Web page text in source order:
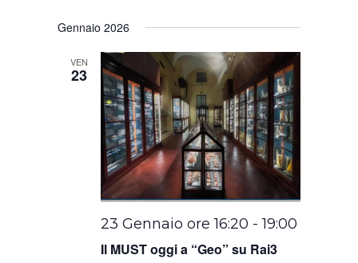
Gennaio 2026
VEN
23
Il MUST oggi a “Geo” su Rai3
23 Gennaio ore 16:20 -19:00